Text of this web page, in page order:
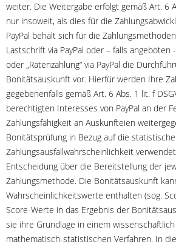
weiter. Die Weitergabe erfolgt gemäß Art. 6
nur insoweit, als dies für die
PayPal behält sich für die
Lastschrift via PayPal oder – falls angeboten
oder „Ratenzahlung“ via PayPal die
Bonitätsauskunft vor. Hierfür werden Ihre
gegebenenfalls gemäß Art. 6 Abs. 1 lit. f
berechtigten Interesses von PayPal an der
Zahlungsfähigkeit an Auskunfteien
Bonitätsprüfung in Bezug auf die statistische
Zahlungsausfallwahrscheinlichkeit
Entscheidung über die Bereitstellung der
Zahlungsmethode. Die Bonitätsauskunft
Wahrscheinlichkeitswerte enthalten (sog.
Score-Werte in das Ergebnis der
sie ihre Grundlage in einem
mathematisch-statistischen Verfahren. In